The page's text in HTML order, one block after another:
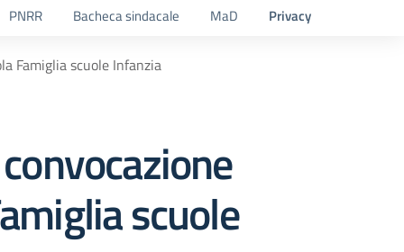
PNRR Bacheca sindacale MaD Privacy
Famiglia scuole Infanzia
scuole